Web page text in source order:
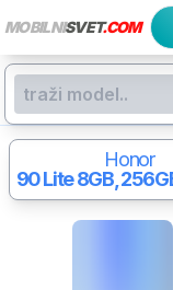
MOBILNISVET.COM
Honor
90 Lite8GB,